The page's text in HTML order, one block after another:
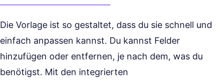
Die Vorlage ist so gestaltet, dass du sie schnell und
einfach anpassen kannst. Du kannst Felder
hinzufügen oder entfernen, je nach dem, was du
benötigst. Mit den integrierten